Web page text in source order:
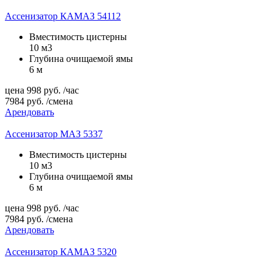
Ассенизатор КАМАЗ 54112
Вместимость цистерны
10 м3
Глубина очищаемой ямы
6 м
цена 998 руб. /час
7984 руб. /смена
Арендовать
Ассенизатор МАЗ 5337
Вместимость цистерны
10 м3
Глубина очищаемой ямы
6 м
цена 998 руб. /час
7984 руб. /смена
Арендовать
Ассенизатор КАМАЗ 5320